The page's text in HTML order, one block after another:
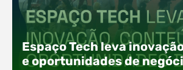
Com o objetivo de impulsionar a
presença digital e a gestão nas
Alto Vale, o Núcleo de Tecnologia
(NIAVI), Polo ACATE-ACIRS,
Espaço Tech leva
e oportunidades de